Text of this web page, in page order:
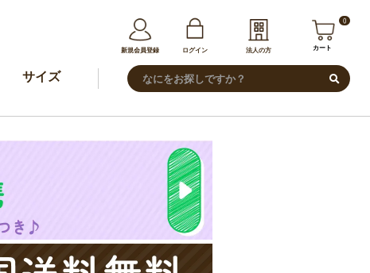
新規会員登録 ログイン 法人の方
0
カート
サイズ